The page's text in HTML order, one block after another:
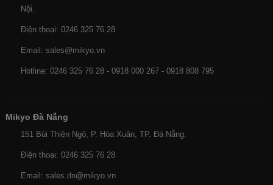
Nội.
Điện thoại: 0246 325 76 28
Email: sales@mikyo.vn
Hotline: 0246 325 76 28 - 0918 000 267 - 0918 808 795
Mikyo Đà Nẵng
151 Bùi Thiện Ngộ, P. Hòa Xuân, TP. Đà Nẵng.
Điện thoại: 0246 325 76 28
Email: sales.dn@mikyo.vn